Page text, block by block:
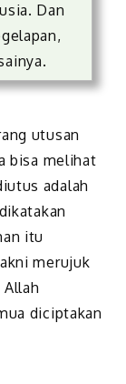
Dan
utusan
bisa melihat
adalah
itu
merujuk
diciptakan